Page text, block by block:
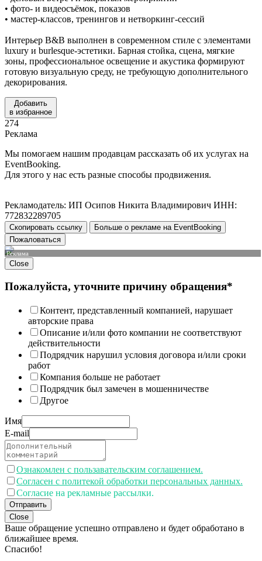
• фото- и видеосъёмок, показов
• мастер-классов, тренингов и нетворкинг-сессий
Интерьер B&B выполнен в современном стиле с элементами
luxury и burlesque-эстетики. Барная стойка, сцена, мягкие
зоны, профессиональное освещение и акустика формируют
готовую визуальную среду, не требующую дополнительного
декорирования.
Добавить
в избранное
274
Реклама
Мы помогаем нашим продавцам рассказать об их услугах на
EventBooking.
Для этого у нас есть разные способы продвижения.
Рекламодатель: ИП Осипов Никита Владимирович ИНН:
772832289705
Скопировать ссылку
Больше о рекламе на EventBooking
Пожаловаться
Реклама
Close
Пожалуйста, уточните причину обращения*
Контент, представленный компанией, нарушает
авторские права
Описание и/или фото компании не соответствуют
действительности
Подрядчик нарушил условия договора и/или сроки
работ
Компания больше не работает
Подрядчик был замечен в мошенничестве
Другое
Имя
E-mail
Ознакомлен с пользавательским соглашением.
Согласен с политекой обработки персональных данных.
Согласие на рекламные рассылки.
Отправить
Close
Ваше обращение успешно отправлено и будет обработано в
ближайшее время.
Спасибо!